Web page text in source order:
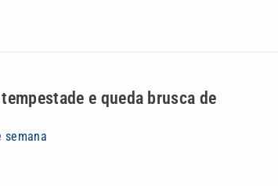
e queda brusca de
semana